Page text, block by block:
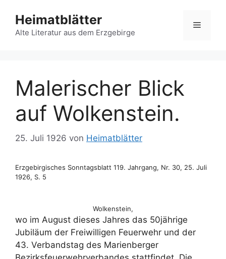
Inhalt
springen
Heimatblätter
Alte Literatur aus dem Erzgebirge
Menü
Malerischer Blick
auf Wolkenstein.
25. Juli 1926 von Heimatblätter
Erzgebirgisches Sonntagsblatt 119. Jahrgang, Nr. 30, 25. Juli
1926, S. 5
Wolkenstein,
wo im August dieses Jahres das 50jährige
Jubiläum der Freiwilligen Feuerwehr und der
43. Verbandstag des Marienberger